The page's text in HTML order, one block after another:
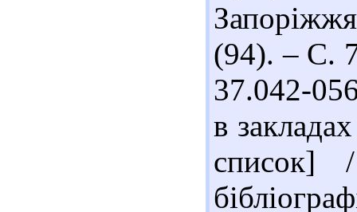
(94). – С.
37.042-
в
список]